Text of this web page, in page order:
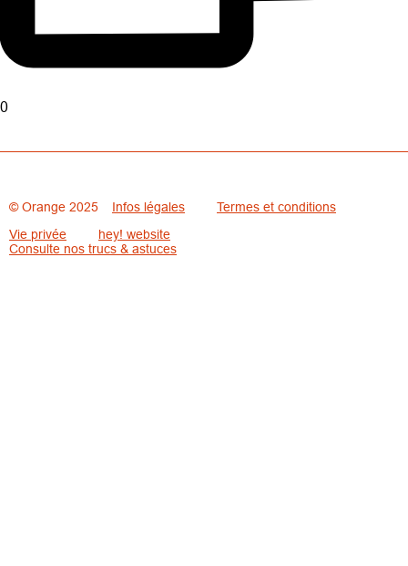
0
© Orange 2025 Infos légales
Termes et conditions
Vie privée
hey! website
Consulte nos trucs & astuces